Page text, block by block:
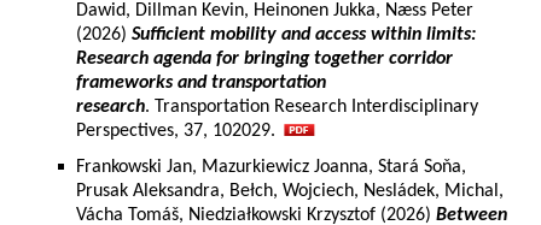
Dawid, Dillman Kevin, Heinonen Jukka, Næss Peter
(2026) Sufficient mobility and access within limits:
Research agenda for bringing together corridor
frameworks and transportation
research. Transportation Research Interdisciplinary
Perspectives, 37, 102029.
Frankowski Jan, Mazurkiewicz Joanna, Stará Soňa,
Prusak Aleksandra, Bełch, Wojciech, Nesládek, Michal,
Vácha Tomáš, Niedziałkowski Krzysztof (2026) Between